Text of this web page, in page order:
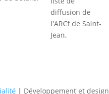
Please
leave
this
field
diffusion de
l'ARCf de Saint-
Jean.
| Développement et design